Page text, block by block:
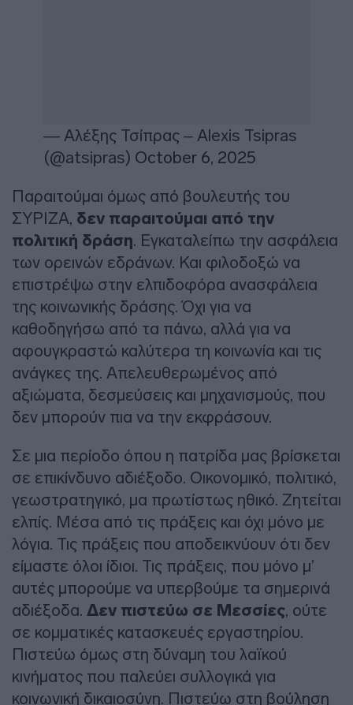
— Αλέξης Τσίπρας – Alexis Tsipras
(@atsipras) October 6, 2025
Παραιτούμαι όμως από βουλευτής του
ΣΥΡΙΖΑ, δεν παραιτούμαι από την
πολιτική δράση. Εγκαταλείπω την ασφάλεια
των ορεινών εδράνων. Και φιλοδοξώ να
επιστρέψω στην ελπιδοφόρα ανασφάλεια
της κοινωνικής δράσης. Όχι για να
καθοδηγήσω από τα πάνω, αλλά για να
αφουγκραστώ καλύτερα τη κοινωνία και τις
ανάγκες της. Απελευθερωμένος από
αξιώματα, δεσμεύσεις και μηχανισμούς, που
δεν μπορούν πια να την εκφράσουν.
Σε μια περίοδο όπου η πατρίδα μας βρίσκεται
σε επικίνδυνο αδιέξοδο. Οικονομικό, πολιτικό,
γεωστρατηγικό, μα πρωτίστως ηθικό. Ζητείται
ελπίς. Μέσα από τις πράξεις και όχι μόνο με
λόγια. Τις πράξεις που αποδεικνύουν ότι δεν
είμαστε όλοι ίδιοι. Τις πράξεις, που μόνο μ’
αυτές μπορούμε να υπερβούμε τα σημερινά
αδιέξοδα. Δεν πιστεύω σε Μεσσίες, ούτε
σε κομματικές κατασκευές εργαστηρίου.
Πιστεύω όμως στη δύναμη του λαϊκού
κινήματος που παλεύει συλλογικά για
κοινωνική δικαιοσύνη. Πιστεύω στη βούληση